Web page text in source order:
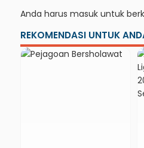
Anda harus masuk untuk
REKOMENDASI UNTUK